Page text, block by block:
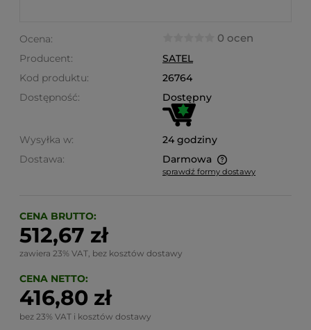
Ocena: 0 ocen
Producent:
SATEL
Kod produktu:
26764
Dostępność:
Dostępny
Wysyłka w:
24 godziny
Dostawa:
Darmowa
Cena nie zawiera ewentualnych kosztów płatności
sprawdź formy dostawy
CENA BRUTTO:
512,67 zł
zawiera 23% VAT, bez kosztów dostawy
CENA NETTO:
416,80 zł
bez 23% VAT i kosztów dostawy